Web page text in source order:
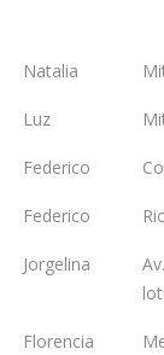
Natalia
Luz
Federico
Federico
Jorgelina
Florencia